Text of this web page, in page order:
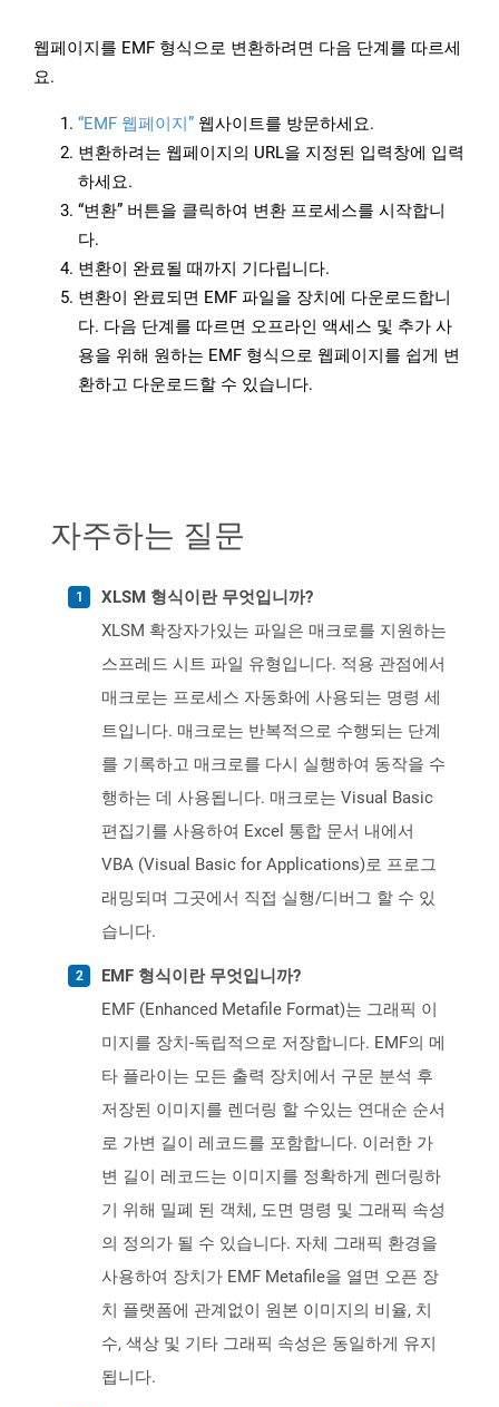
웹페이지를 EMF 형식으로 변환하려면 다음 단계를 따르세
요.
“EMF 웹페이지” 웹사이트를 방문하세요.
변환하려는 웹페이지의 URL을 지정된 입력창에 입력
하세요.
“변환” 버튼을 클릭하여 변환 프로세스를 시작합니
다.
변환이 완료될 때까지 기다립니다.
변환이 완료되면 EMF 파일을 장치에 다운로드합니
다. 다음 단계를 따르면 오프라인 액세스 및 추가 사
용을 위해 원하는 EMF 형식으로 웹페이지를 쉽게 변
환하고 다운로드할 수 있습니다.
자주하는 질문
XLSM 형식이란 무엇입니까?
XLSM 확장자가있는 파일은 매크로를 지원하는
스프레드 시트 파일 유형입니다. 적용 관점에서
매크로는 프로세스 자동화에 사용되는 명령 세
트입니다. 매크로는 반복적으로 수행되는 단계
를 기록하고 매크로를 다시 실행하여 동작을 수
행하는 데 사용됩니다. 매크로는 Visual Basic
편집기를 사용하여 Excel 통합 문서 내에서
VBA (Visual Basic for Applications)로 프로그
래밍되며 그곳에서 직접 실행/디버그 할 수 있
습니다.
EMF 형식이란 무엇입니까?
EMF (Enhanced Metafile Format)는 그래픽 이
미지를 장치-독립적으로 저장합니다. EMF의 메
타 플라이는 모든 출력 장치에서 구문 분석 후
저장된 이미지를 렌더링 할 수있는 연대순 순서
로 가변 길이 레코드를 포함합니다. 이러한 가
변 길이 레코드는 이미지를 정확하게 렌더링하
기 위해 밀폐 된 객체, 도면 명령 및 그래픽 속성
의 정의가 될 수 있습니다. 자체 그래픽 환경을
사용하여 장치가 EMF Metafile을 열면 오픈 장
치 플랫폼에 관계없이 원본 이미지의 비율, 치
수, 색상 및 기타 그래픽 속성은 동일하게 유지
됩니다.